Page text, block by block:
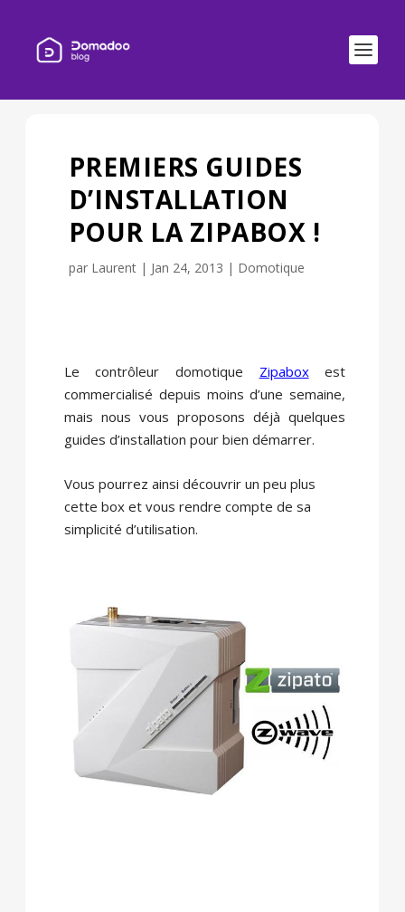
PREMIERS GUIDES
D’INSTALLATION
POUR LA ZIPABOX !
par Laurent| Jan 24, 2013 | Domotique
Le contrôleur domotique Zipaboxest
commercialisé depuis moins d’une semaine,
mais nous vous proposons déjà quelques
guides d’installation pour bien démarrer.
Vous pourrez ainsi découvrir un peu plus
cette box et vous rendre compte de sa
simplicité d’utilisation.